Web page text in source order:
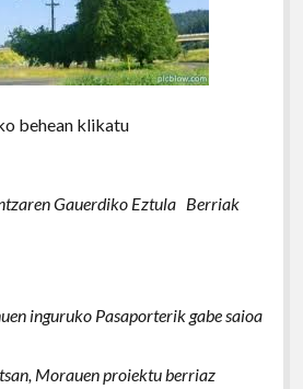
behean klikatu
Gauerdiko Eztula Berriak
inguruko Pasaporterik gabe saioa
Morauen proiektu berriaz